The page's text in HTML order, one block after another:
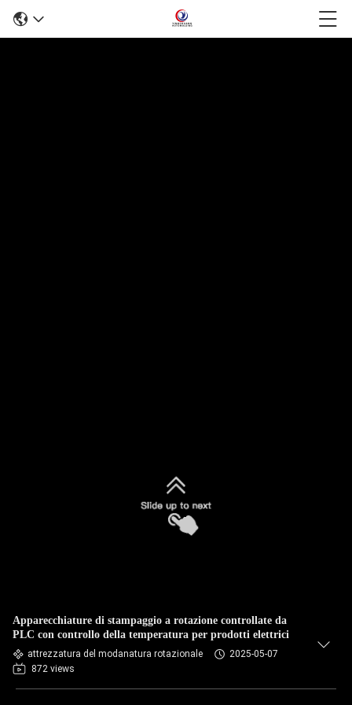
Apparecchiature di stampaggio a rotazione controllate da
PLC con controllo della temperatura per prodotti elettrici
attrezzatura del modanatura rotazionale
2025-05-07
872 views